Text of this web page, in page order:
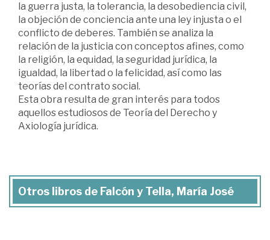
la guerra justa, la tolerancia, la desobediencia civil,
la objeción de conciencia ante una ley injusta o el
conflicto de deberes. También se analiza la
relación de la justicia con conceptos afines, como
la religión, la equidad, la seguridad jurídica, la
igualdad, la libertad o la felicidad, así como las
teorías del contrato social.
Esta obra resulta de gran interés para todos
aquellos estudiosos de Teoría del Derecho y
Axiología jurídica.
Otros libros de Falcón y Tella, María José